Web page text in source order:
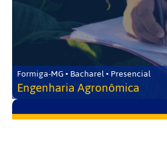
Formiga-MG • Bacharel • Presencial
Engenharia Agronômica